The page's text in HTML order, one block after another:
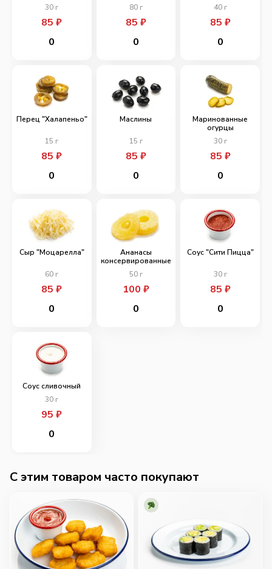
30 г
85₽
0
80г
85 ₽
0
40г
85 ₽
0
Перец "Халапеньо"
15 г
85₽
0
Маслины
15 г
85 ₽
0
Маринованные
огурцы
30г
85 ₽
0
Сыр "Моцарелла"
60 г
85₽
0
Ананасы
консервированные
50г
100 ₽
0
Соус "Сити Пицца"
30г
85 ₽
0
Соус сливочный
30 г
95₽
0
C этим товаром часто покупают